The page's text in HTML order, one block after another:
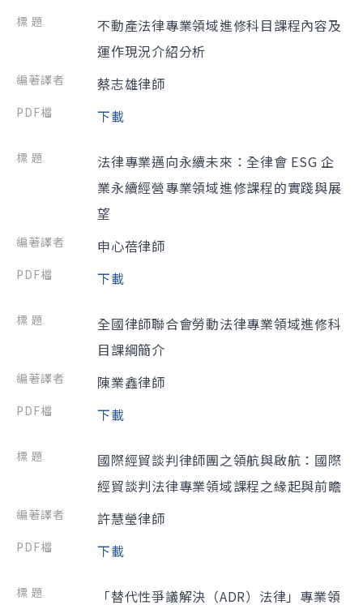
不動產法律專業領域進修科目課程內容及
運作現況介紹分析
蔡志雄律師
下載
法律專業邁向永續未來：全律會 ESG 企
業永續經營專業領域進修課程的實踐與展
望
申心蓓律師
下載
全國律師聯合會勞動法律專業領域進修科
目課綱簡介
陳業鑫律師
下載
國際經貿談判律師團之領航與啟航：國際
經貿談判法律專業領域課程之緣起與前瞻
許慧瑩律師
下載
「替代性爭議解決（ADR）法律」專業領